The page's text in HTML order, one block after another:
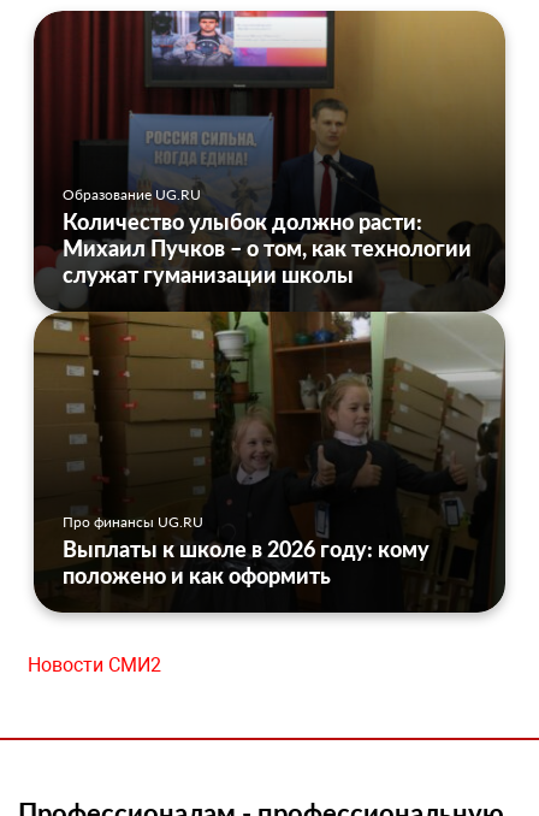
Образование UG.RU
Количество улыбок должно расти:
Михаил Пучков – о том, как технологии
служат гуманизации школы
Про финансы UG.RU
Выплаты к школе в 2026 году: кому
положено и как оформить
Новости СМИ2